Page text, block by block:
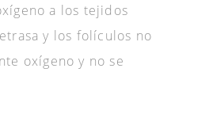
a los tejidos
y los folículos no
oxígeno y no se